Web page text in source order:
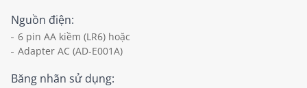
Nguồn điện:
6 pin AA kiềm (LR6) hoặc
Adapter AC (AD-E001A)
Băng nhãn sử dụng: